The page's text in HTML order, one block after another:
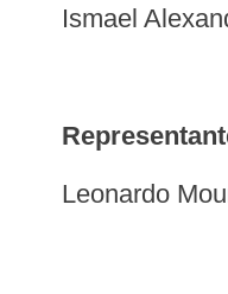
Ismael
Leonardo